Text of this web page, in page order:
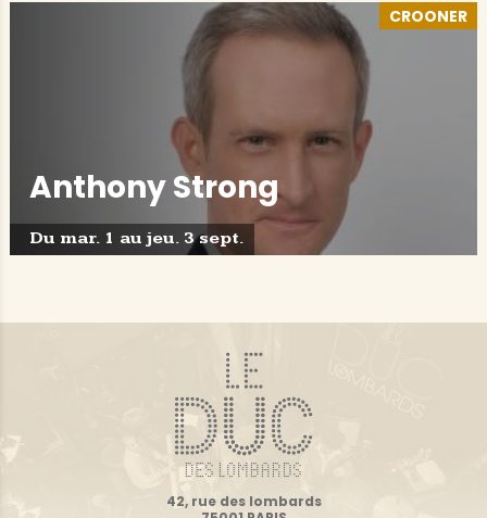
CROONER
Anthony Strong
Du mar. 1 au jeu. 3 sept.
42, rue des lombards